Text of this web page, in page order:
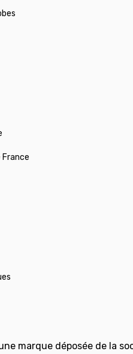
marque déposée de la